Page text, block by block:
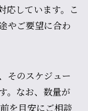
応しています。こ
やご要望に合わ
そのスケジュー
。なお、数量が
を目安にご相談